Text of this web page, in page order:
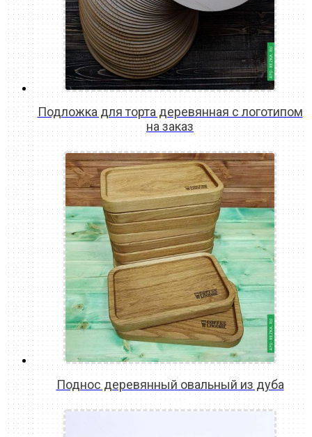
Подложка для торта деревянная с логотипом
на заказ
READ MORE
Поднос деревянный овальный из дуба
READ MORE